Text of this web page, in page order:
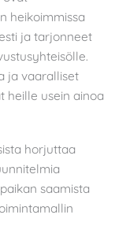
heikoimmissa
ja tarjonneet
ja vaaralliset
heille usein ainoa
horjuttaa
saamista